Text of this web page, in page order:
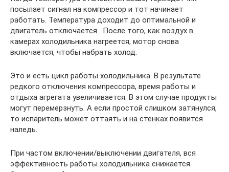
посылает сигнал на компрессор и тот начинает
работать. Температура доходит до оптимальной и
двигатель отключается . После того, как воздух в
камерах холодильника нагреется, мотор снова
включается, чтобы набрать холод.
Это и есть цикл работы холодильника. В результате
редкого отключения компрессора, время работы и
отдыха агрегата увеличивается. В этом случае продукты
могут перемерзнуть. А если простой слишком затянулся,
то испаритель может оттаять и на стенках появится
наледь.
При частом включении/выключении двигателя, вся
эффективность работы холодильника снижается.